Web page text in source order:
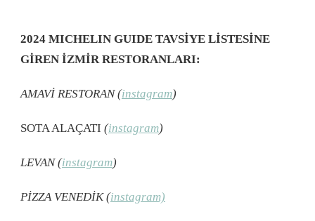
2024 MICHELIN GUIDE TAVSİYE LİSTESİNE
GİREN İZMİR RESTORANLARI:
AMAVİ RESTORAN (instagram)
SOTA ALAÇATI (instagram)
LEVAN (instagram)
PİZZA VENEDİK (instagram)